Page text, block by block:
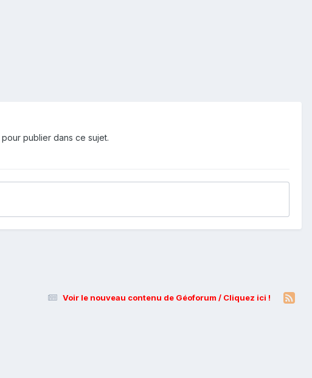
pour publier dans ce sujet.
Voir le nouveau contenu de Géoforum / Cliquez ici !